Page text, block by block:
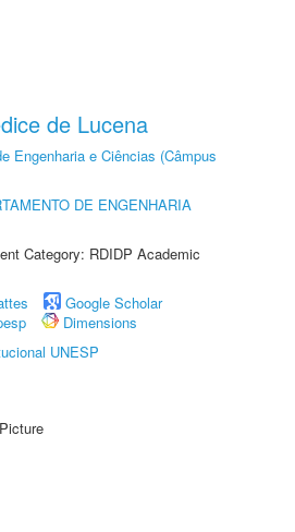
de Lucena
Engenharia e Ciências (Câmpus
DE ENGENHARIA
Category: RDIDP Academic
Google Scholar
Dimensions
UNESP